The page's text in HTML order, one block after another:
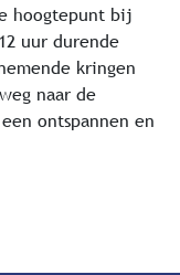
hoogtepunt bij
uur durende
kringen
naar de
ontspannen en